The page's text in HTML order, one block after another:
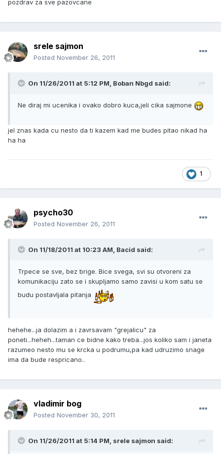
pozdrav za sve pazovcane
srele sajmon
Posted November 26, 2011
On 11/26/2011 at 5:12 PM, Boban Nbgd said:
Ne diraj mi ucenika i ovako dobro kuca,jeli cika sajmone
jel znas kada cu nesto da ti kazem kad me budes pitao nikad ha
ha ha
1
psycho30
Posted November 26, 2011
On 11/18/2011 at 10:23 AM, Bacid said:
Trpece se sve, bez brige. Bice svega, svi su otvoreni za
komunikaciju zato se i skupljamo samo zavisi u kom satu se
budu postavljala pitanja
hehehe...ja dolazim a i zavrsavam "grejalicu" za
poneti...heheh...taman ce bidne kako treba...jos koliko sam i janeta
razumeo nesto mu se krcka u podrumu,pa kad udruzimo snage
ima da bude respricano..
vladimir bog
Posted November 30, 2011
On 11/26/2011 at 5:14 PM, srele sajmon said: